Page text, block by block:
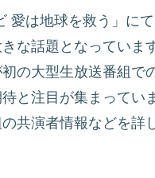
愛は地球を救う」に
な話題となっていま
の大型生放送番組で
と注目が集まって
共演者情報などを詳